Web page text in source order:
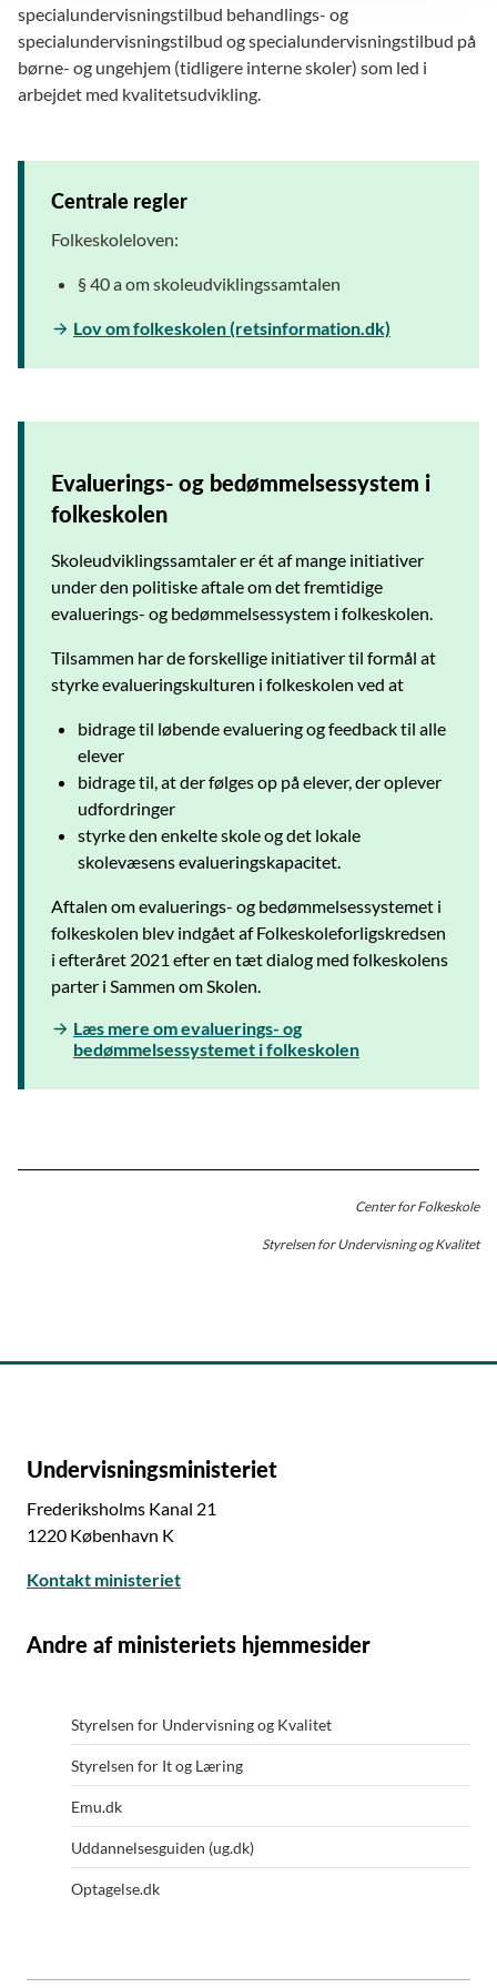
specialundervisningstilbud behandlings- og
specialundervisningstilbud og specialundervisningstilbud på
børne- og ungehjem (tidligere interne skoler) som led i
arbejdet med kvalitetsudvikling.
Centrale regler
Folkeskoleloven:
§ 40 a om skoleudviklingssamtalen
Lov om folkeskolen (retsinformation.dk)
Evaluerings- og bedømmelsessystem i
folkeskolen
Skoleudviklingssamtaler er ét af mange initiativer
under den politiske aftale om det fremtidige
evaluerings- og bedømmelsessystem i folkeskolen.
Tilsammen har de forskellige initiativer til formål at
styrke evalueringskulturen i folkeskolen ved at
bidrage til løbende evaluering og feedback til alle
elever
bidrage til, at der følges op på elever, der oplever
udfordringer
styrke den enkelte skole og det lokale
skolevæsens evalueringskapacitet.
Aftalen om evaluerings- og bedømmelsessystemet i
folkeskolen blev indgået af Folkeskoleforligskredsen
i efteråret 2021 efter en tæt dialog med folkeskolens
parter i Sammen om Skolen.
Læs mere om evaluerings- og
bedømmelsessystemet i folkeskolen
Center for Folkeskole
Styrelsen for Undervisning og Kvalitet
Undervisningsministeriet
Frederiksholms Kanal 21
1220 København K
Kontakt ministeriet
Andre af ministeriets hjemmesider
Styrelsen for Undervisning og Kvalitet
Styrelsen for It og Læring
Emu.dk
Uddannelsesguiden (ug.dk)
Optagelse.dk